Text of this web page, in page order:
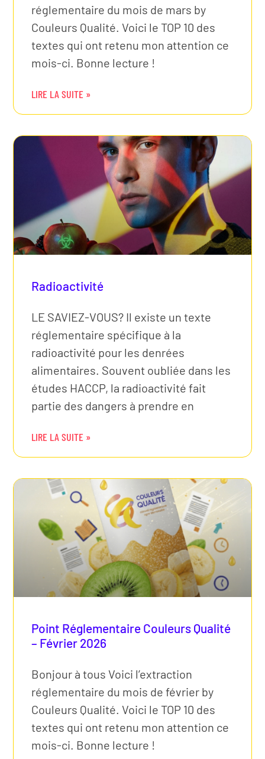
réglementaire du mois de mars by
Couleurs Qualité. Voici le TOP 10 des
textes qui ont retenu mon attention ce
mois-ci. Bonne lecture !
LIRE LA SUITE »
Radioactivité
LE SAVIEZ-VOUS? Il existe un texte
réglementaire spécifique à la
radioactivité pour les denrées
alimentaires. Souvent oubliée dans les
études HACCP, la radioactivité fait
partie des dangers à prendre en
LIRE LA SUITE »
Point Réglementaire Couleurs Qualité
– Février 2026
Bonjour à tous Voici l’extraction
réglementaire du mois de février by
Couleurs Qualité. Voici le TOP 10 des
textes qui ont retenu mon attention ce
mois-ci. Bonne lecture !